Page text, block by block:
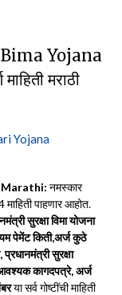
Yojana
मराठी
Yojana
Marathi: नमस्कार
माहिती पाहणार आहोत.
सुरक्षा विमा योजना
पेमेंट किती,अर्ज कुठे
सुरक्षा
आवश्यक कागदपत्रे, अर्ज
या सर्व गोष्टींची माहिती